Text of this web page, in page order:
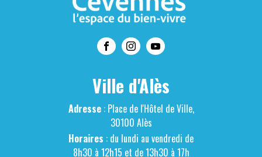
Ville d'Alès
Adresse: Place de l'Hôtel de Ville,
30100 Alès
Horaires : du lundi au vendredi de
8h30 à 12h15 et de 13h30 à 17h